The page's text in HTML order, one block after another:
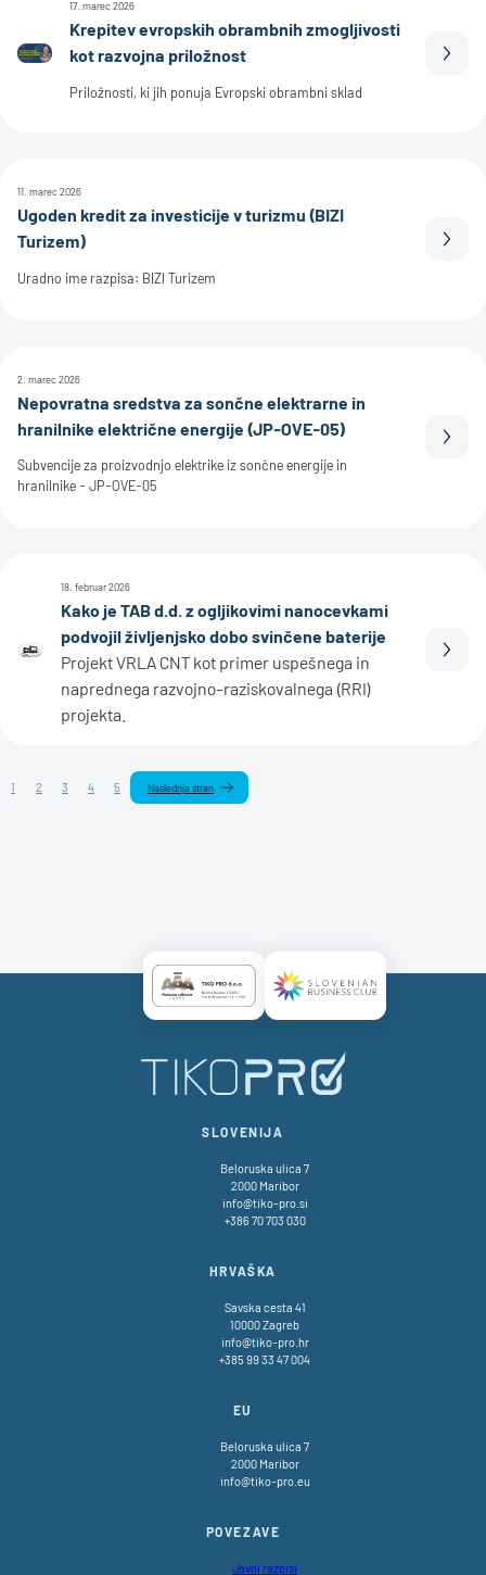
17. marec 2026
Krepitev evropskih obrambnih zmogljivosti
kot razvojna priložnost
Priložnosti, ki jih ponuja Evropski obrambni sklad
11. marec 2026
Ugoden kredit za investicije v turizmu (BIZI
Turizem)
Uradno ime razpisa: BIZI Turizem
2. marec 2026
Nepovratna sredstva za sončne elektrarne in
hranilnike električne energije (JP-OVE-05)
Subvencije za proizvodnjo elektrike iz sončne energije in
hranilnike - JP-OVE-05
18. februar 2026
Kako je TAB d.d. z ogljikovimi nanocevkami
podvojil življenjsko dobo svinčene baterije
Projekt VRLA CNT kot primer uspešnega in
naprednega razvojno-raziskovalnega (RRI)
projekta.
1 2 3 4 5 Naslednja stran
Certificate AAA LogoCertificate SBC Logo
SLOVENIJA
Beloruska ulica 7
2000 Maribor
info@tiko-pro.si
+386 70 703 030
HRVAŠKA
Savska cesta 41
10000 Zagreb
info@tiko-pro.hr
+385 99 33 47 004
EU
Beloruska ulica 7
2000 Maribor
info@tiko-pro.eu
POVEZAVE
Javni razpisi